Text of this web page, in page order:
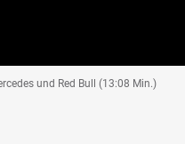
und Red Bull (13:08 Min.)